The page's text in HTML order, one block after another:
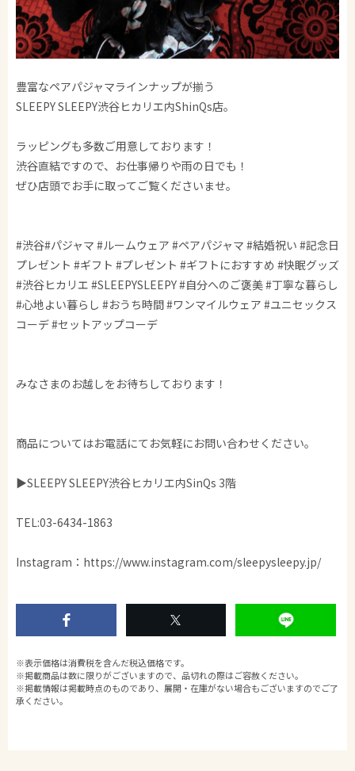
豊富なペアパジャマラインナップが揃う
SLEEPY SLEEPY渋谷ヒカリエ内ShinQs店。
ラッピングも多数ご用意しております！
渋谷直結ですので、お仕事帰りや雨の日でも！
ぜひ店頭でお手に取ってご覧くださいませ。
#渋谷#パジャマ #ルームウェア #ペアパジャマ #結婚祝い #記念日
プレゼント #ギフト #プレゼント #ギフトにおすすめ #快眠グッズ
#渋谷ヒカリエ #SLEEPYSLEEPY #自分へのご褒美 #丁寧な暮らし
#心地よい暮らし #おうち時間 #ワンマイルウェア #ユニセックス
コーデ #セットアップコーデ
みなさまのお越しをお待ちしております！
商品についてはお電話にてお気軽にお問い合わせください。
▶SLEEPY SLEEPY渋谷ヒカリエ内SinQs 3階
TEL:03-6434-1863
Instagram：https://www.instagram.com/sleepysleepy.jp/
※表示価格は消費税を含んだ税込価格です。
※掲載商品は数に限りがございますので、品切れの際はご容赦ください。
※掲載情報は掲載時点のものであり、展開・在庫がない場合もございますのでご了
承ください。